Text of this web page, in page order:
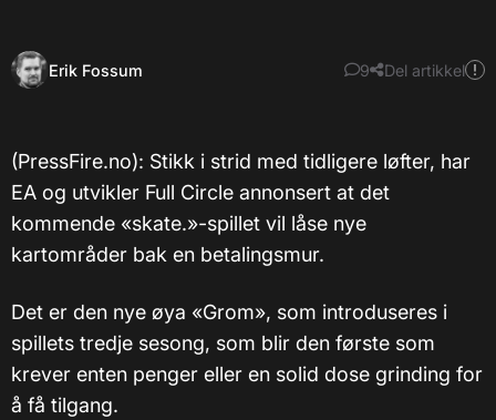
Erik Fossum 9 Del artikkel
(PressFire.no): Stikk i strid med tidligere løfter, har
EA og utvikler Full Circle annonsert at det
kommende «skate.»-spillet vil låse nye
kartområder bak en betalingsmur.
Det er den nye øya «Grom», som introduseres i
spillets tredje sesong, som blir den første som
krever enten penger eller en solid dose grinding for
å få tilgang.